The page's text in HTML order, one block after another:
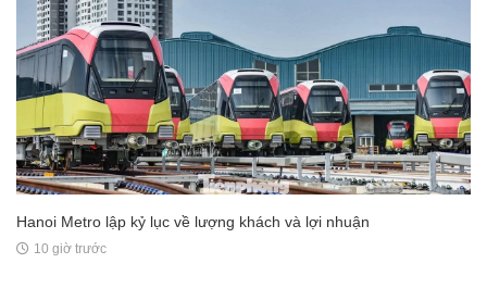
Hanoi Metro lập kỷ lục về lượng khách và lợi nhuận
10 giờ trước